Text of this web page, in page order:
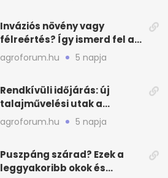
Inváziós növény vagy
félreértés? Így ismerd fel a
valódi kockázatot
agroforum.hu 5 napja
Rendkívüli időjárás: új
talajművelési utak a
gazdáknak
agroforum.hu 5 napja
Puszpáng szárad? Ezek a
leggyakoribb okok és